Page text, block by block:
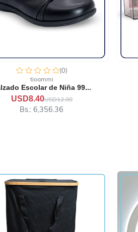
(0)
tioammi
con Depósito
USD1.00
Bs.: 756.71